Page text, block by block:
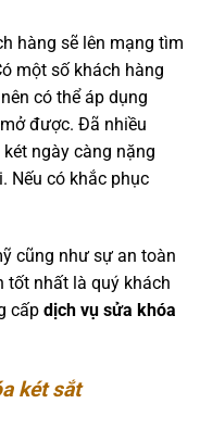
hàng sẽ lên mạng tìm
một số khách hàng
có thể áp dụng
được. Đã nhiều
ngày càng nặng
Nếu có khắc phục
cũng như sự an toàn
tốt nhất là quý khách
cấp dịch vụ sửa khóa
két sắt